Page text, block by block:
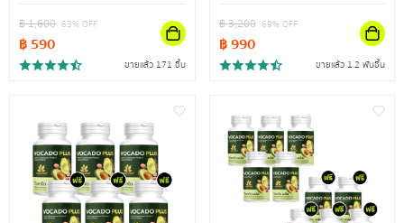
฿1,600 63% OFF
฿590
ขายแล้ว 171 ชิ้น
฿3,200 69% OFF
฿990
ขายแล้ว 1.2 พันชิ้น